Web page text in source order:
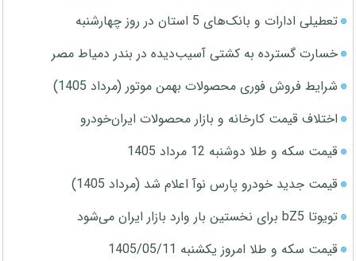
تعطیلی ادارات و بانک‌های 5 استان در روز چهارشنبه
خسارت گسترده به کشتی آسیب‌دیده در بندر دمیاط مصر
شرایط فروش فوری محصولات بهمن موتور (مرداد 1405)
اختلاف قیمت کارخانه و بازار محصولات ایران‌خودرو
قیمت سکه و طلا دوشنبه 12 مرداد 1405
قیمت جدید خودرو پارس نوآ اعلام شد (مرداد 1405)
تویوتا bZ5 برای نخستین بار وارد بازار ایران می‌شود
قیمت سکه و طلا امروز یکشنبه 1405/05/11